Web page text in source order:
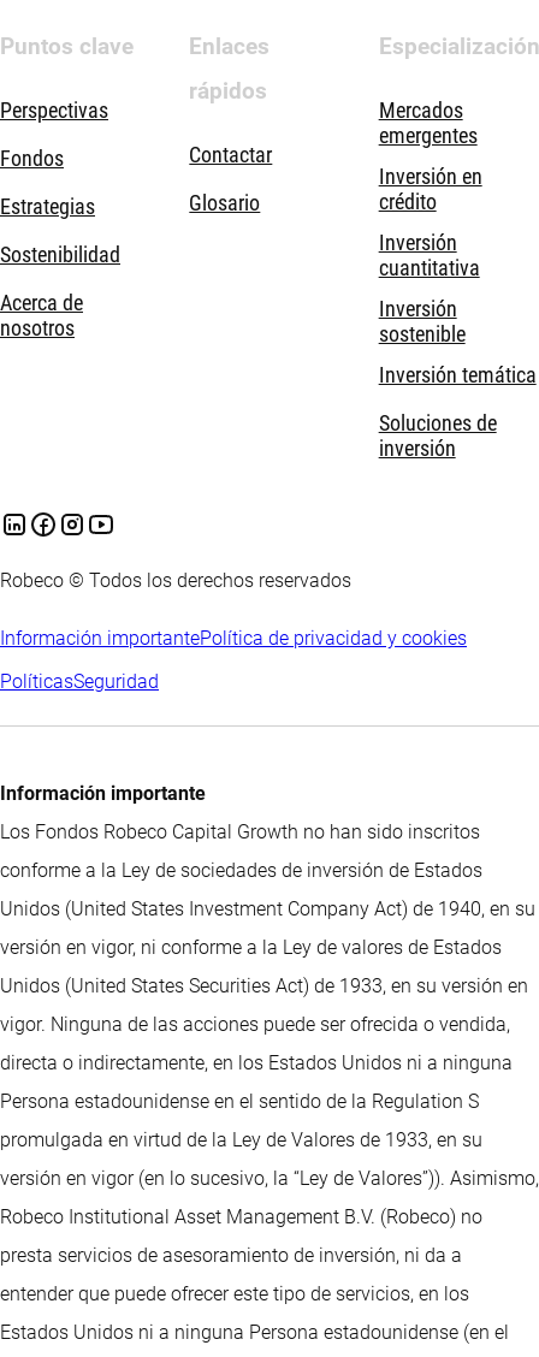
Puntos clave
Perspectivas
Fondos
Estrategias
Sostenibilidad
Acerca de
nosotros
Enlaces
rápidos
Contactar
Glosario
Especialización
Mercados
emergentes
Inversión en
crédito
Inversión
cuantitativa
Inversión
sostenible
Inversión temática
Soluciones de
inversión
Robeco © Todos los derechos reservados
Información importantePolítica de privacidad y cookies
PolíticasSeguridad
Información importante
Los Fondos Robeco Capital Growth no han sido inscritos
conforme a la Ley de sociedades de inversión de Estados
Unidos (United States Investment Company Act) de 1940, en su
versión en vigor, ni conforme a la Ley de valores de Estados
Unidos (United States Securities Act) de 1933, en su versión en
vigor. Ninguna de las acciones puede ser ofrecida o vendida,
directa o indirectamente, en los Estados Unidos ni a ninguna
Persona estadounidense en el sentido de la Regulation S
promulgada en virtud de la Ley de Valores de 1933, en su
versión en vigor (en lo sucesivo, la “Ley de Valores”)). Asimismo,
Robeco Institutional Asset Management B.V. (Robeco) no
presta servicios de asesoramiento de inversión, ni da a
entender que puede ofrecer este tipo de servicios, en los
Estados Unidos ni a ninguna Persona estadounidense (en el